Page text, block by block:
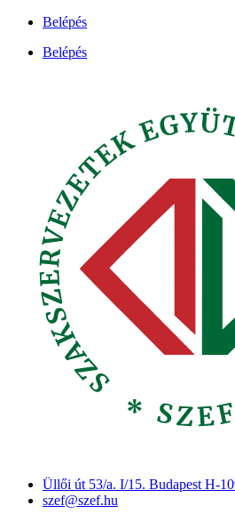
Ugrás
tartalomhoz
Belépés
Belépés
Üllői út 53/a. I/15. Budapest H-
szef@szef.hu